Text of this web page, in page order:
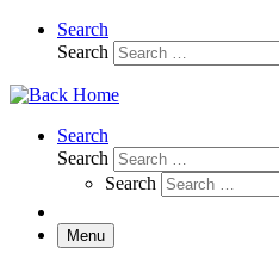
Search
Search
Search
Search
Search
Menu